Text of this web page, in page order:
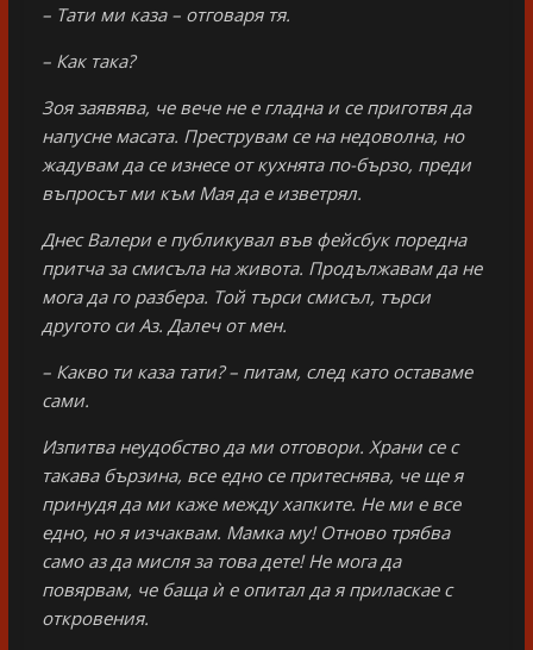
– Тати ми каза – отговаря тя.
– Как така?
Зоя заявява, че вече не е гладна и се приготвя да
напусне масата. Преструвам се на недоволна, но
жадувам да се изнесе от кухнята по-бързо, преди
въпросът ми към Мая да е изветрял.
Днес Валери е публикувал във фейсбук поредна
притча за смисъла на живота. Продължавам да не
мога да го разбера. Той търси смисъл, търси
другото си Аз. Далеч от мен.
– Какво ти каза тати? – питам, след като оставаме
сами.
Изпитва неудобство да ми отговори. Храни се с
такава бързина, все едно се притеснява, че ще я
принудя да ми каже между хапките. Не ми е все
едно, но я изчаквам. Мамка му! Отново трябва
само аз да мисля за това дете! Не мога да
повярвам, че баща ѝ е опитал да я приласкае с
откровения.